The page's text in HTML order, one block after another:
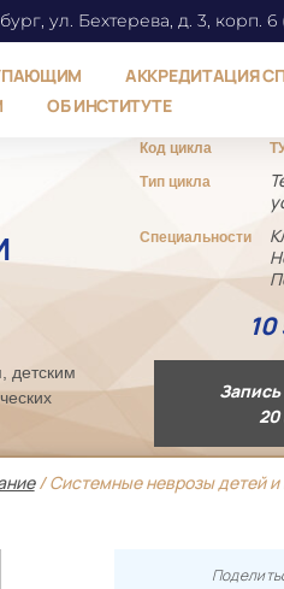
ул. Бехтерева, д. 3, корп. 6
АККРЕДИТАЦИЯ
ОБ ИНСТИТУТЕ
Код цикла
Тип цикла
Специальности
детским
20
/ Системные неврозы детей и